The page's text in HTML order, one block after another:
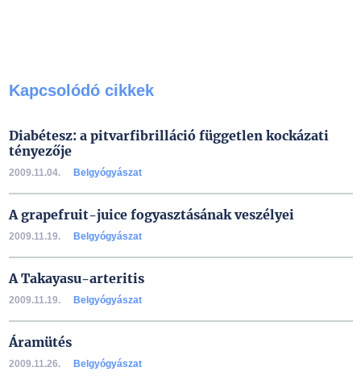
Kapcsolódó cikkek
Diabétesz: a pitvarfibrilláció független kockázati
tényezője
2009.11.04. Belgyógyászat
A grapefruit-juice fogyasztásának veszélyei
2009.11.19. Belgyógyászat
A Takayasu-arteritis
2009.11.19. Belgyógyászat
Áramütés
2009.11.26. Belgyógyászat